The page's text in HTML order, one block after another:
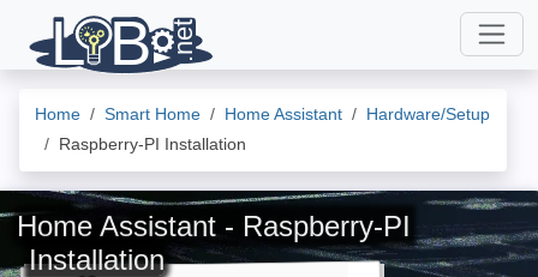
Home Smart Home Home Assistant
Hardware/Setup
Raspberry-PI Installation
Home Assistant - Raspberry-PI
Installation